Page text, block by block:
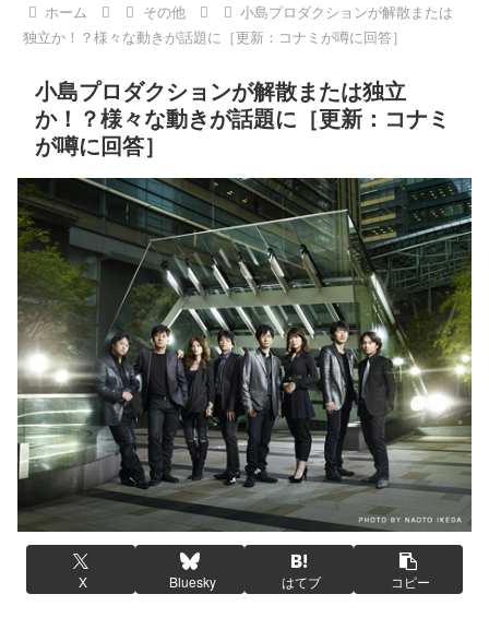
ホーム その他
小島プロダクションが解散または
独立か！？様々な動きが話題に［更新：コナミが噂に回答］
小島プロダクションが解散または独立
か！？様々な動きが話題に［更新：コナミ
が噂に回答］
X Bluesky はてブ コピー